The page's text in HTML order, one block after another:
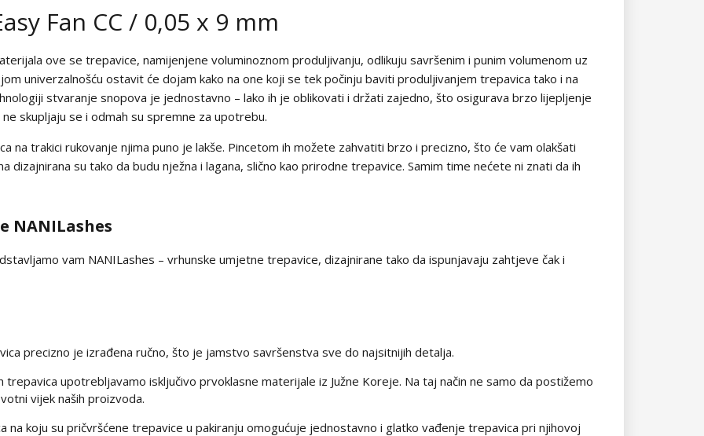
Fan CC / 0,05 x 9 mm
ove se trepavice, namijenjene voluminoznom produljivanju, odlikuju savršenim i punim volumenom uz
univerzalnošću ostavit će dojam kako na one koji se tek počinju baviti produljivanjem trepavica tako i na
stvaranje snopova je jednostavno – lako ih je oblikovati i držati zajedno, što osigurava brzo lijepljenje
skupljaju se i odmah su spremne za upotrebu.
na trakici rukovanje njima puno je lakše. Pincetom ih možete zahvatiti brzo i precizno, što će vam olakšati
dizajnirana su tako da budu nježna i lagana, slično kao prirodne trepavice. Samim time nećete ni znati da ih
NANILashes
vam NANILashes – vrhunske umjetne trepavice, dizajnirane tako da ispunjavaju zahtjeve čak i
precizno je izrađena ručno, što je jamstvo savršenstva sve do najsitnijih detalja.
trepavica upotrebljavamo isključivo prvoklasne materijale iz Južne Koreje. Na taj način ne samo da postižemo
vijek naših proizvoda.
na koju su pričvršćene trepavice u pakiranju omogućuje jednostavno i glatko vađenje trepavica pri njihovoj